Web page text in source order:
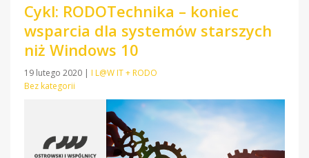
Cykl: RODOTechnika – koniec
wsparcia dla systemów starszych
niż Windows 10
19 lutego 2020 | I L@W IT + RODO
Bez kategorii